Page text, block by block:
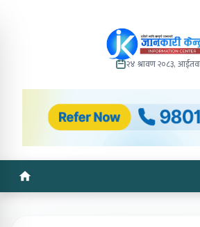
२४ श्रावण २०८३,